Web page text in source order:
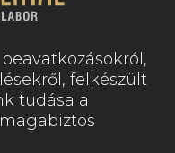
felkészült
tudása a